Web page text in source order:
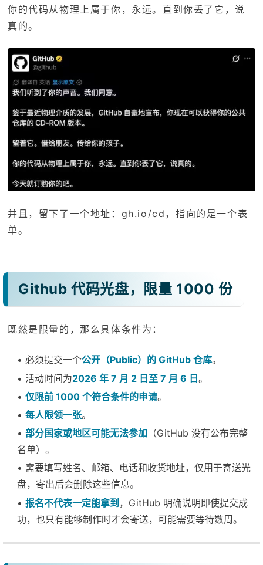
你的代码从物理上属于你，永远。直到你丢了它，说
真的。
并且，留下了一个地址：gh.io/cd，指向的是一个表
单。
Github 代码光盘，限量 1000 份
既然是限量的，那么具体条件为：
• 必须提交一个公开（Public）的 GitHub 仓库。
• 活动时间为2026 年 7 月 2 日至 7 月 6 日。
• 仅限前 1000 个符合条件的申请。
• 每人限领一张。
• 部分国家或地区可能无法参加 （GitHub 没有公布完整
名单）。
• 需要填写姓名、邮箱、电话和收货地址，仅用于寄送光
盘，寄出后会删除这些信息。
• 报名不代表一定能拿到 ，GitHub 明确说明即使提交成
功，也只有能够制作时才会寄送，可能需要等待数周。